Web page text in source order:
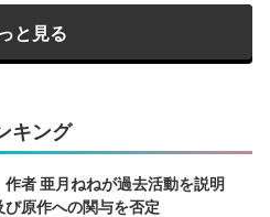
と見る
キング
作者 亜月ねねが過去活動を説明
び原作への関与を否定